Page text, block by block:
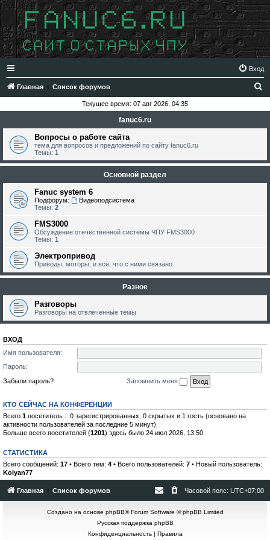
Вход
Главная Список форумов
с
Текущее время: 07 авг 2026, 04:35
fanuc6.ru
Вопросы о работе сайта
тема для вопросов и предложений по сайту fanuc6.ru
Темы: 1
Основной раздел
Fanuc system 6
Подфорум:
Видеоподсистема
Темы: 2
FMS3000
Обсуждение отечественной системы ЧПУ FMS3000
Темы: 1
Электропривод
Приводы, моторы, и всё, что с ними связано
Разное
Разговоры
Разговоры на отвлеченные темы
ВХОД
Имя пользователя:
Пароль:
Забыли пароль?
Запомнить меня
КТО СЕЙЧАС НА КОНФЕРЕНЦИИ
Всего 1 посетитель :: 0 зарегистрированных, 0 скрытых и 1 гость (основано на
активности пользователей за последние 5 минут)
Больше всего посетителей (1201) здесь было 24 июл 2026, 13:50
СТАТИСТИКА
Всего сообщений: 17 • Всего тем: 4 • Всего пользователей: 7 • Новый пользователь:
Kolyan77
Главная Список форумов Часовой пояс: UTC+07:00
Создано на основе phpBB® Forum Software © phpBB Limited
Русская поддержка phpBB
Конфиденциальность| Правила